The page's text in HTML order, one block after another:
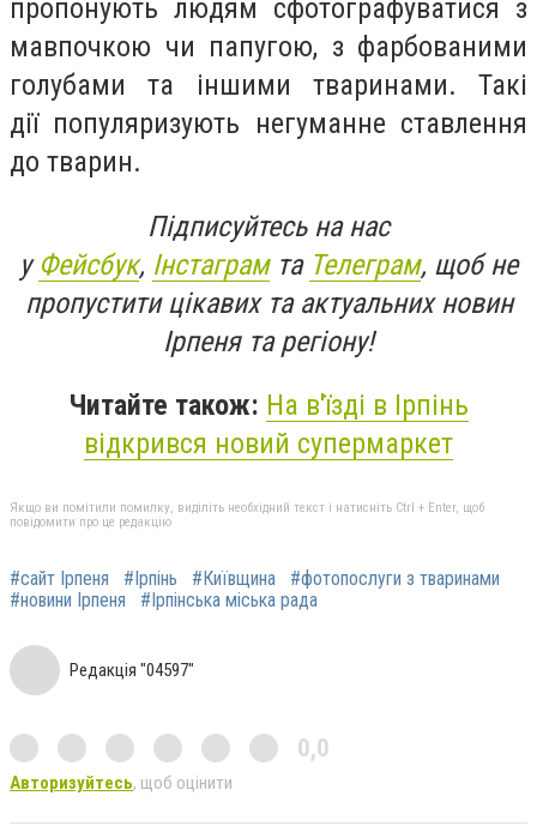
пропонують людям сфотографуватися з
мавпочкою чи папугою, з фарбованими
голубами та іншими тваринами. Такі
дії популяризують негуманне ставлення
до тварин.
Підписуйтесь на нас
у Фейсбук, Інстаграмта Телеграм, щоб не
пропустити цікавих та актуальних новин
Ірпеня та регіону!
Читайте також: На в'їзді в Ірпінь
відкрився новий супермаркет
Якщо ви помітили помилку, виділіть необхідний текст і натисніть Ctrl + Enter, щоб
повідомити про це редакцію
#сайт Ірпеня #Ірпінь #Київщина
#фотопослуги з тваринами
#новини Ірпеня
#Ірпінська міська рада
Редакція "04597"
0,0
Авторизуйтесь, щоб оцінити